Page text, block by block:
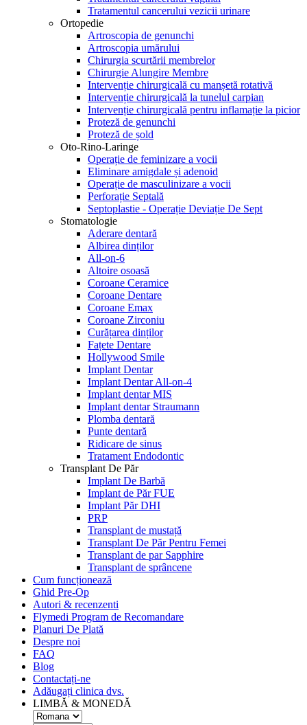
Tratamentul cancerului vezicii urinare
Ortopedie
Artroscopia de genunchi
Artroscopia umărului
Chirurgia scurtării membrelor
Chirurgie Alungire Membre
Intervenție chirurgicală cu manșetă rotativă
Intervenție chirurgicală la tunelul carpian
Intervenție chirurgicală pentru inflamație la picior
Proteză de genunchi
Proteză de șold
Oto-Rino-Laringe
Operație de feminizare a vocii
Eliminare amigdale și adenoid
Operație de masculinizare a vocii
Perforație Septală
Septoplastie - Operație Deviație De Sept
Stomatologie
Aderare dentară
Albirea dinților
All-on-6
Altoire osoasă
Coroane Ceramice
Coroane Dentare
Coroane Emax
Coroane Zirconiu
Curățarea dinților
Fațete Dentare
Hollywood Smile
Implant Dentar
Implant Dentar All-on-4
Implant dentar MIS
Implant dentar Straumann
Plomba dentară
Punte dentară
Ridicare de sinus
Tratament Endodontic
Transplant De Păr
Implant De Barbă
Implant de Păr FUE
Implant Păr DHI
PRP
Transplant de mustață
Transplant De Păr Pentru Femei
Transplant de par Sapphire
Transplant de sprâncene
Cum funcționează
Ghid Pre-Op
Autori & recenzenti
Flymedi Program de Recomandare
Planuri De Plată
Despre noi
FAQ
Blog
Contactați-ne
Adăugați clinica dvs.
LIMBĂ & MONEDĂ